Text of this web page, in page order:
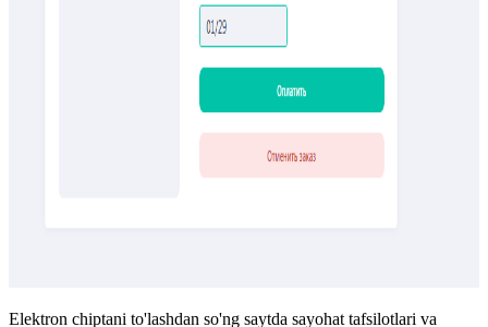
Elektron chiptani to'lashdan so'ng saytda sayohat tafsilotlari va